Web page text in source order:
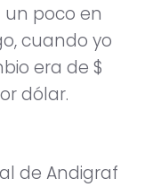
poco en
cuando yo
era de $
dólar.
de Andigraf